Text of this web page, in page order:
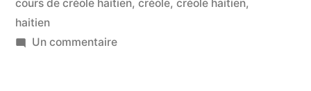
cours de créole haitien, créole, créole haitien,
haitien
Un commentairesur